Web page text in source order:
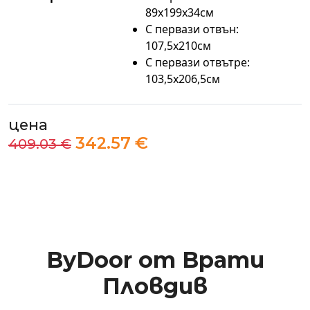
89х199х34см
С первази отвън:
107,5x210см
С первази отвътре:
103,5x206,5см
цена
409.03 € 342.57 €
ByDoor от Врати
Пловдив